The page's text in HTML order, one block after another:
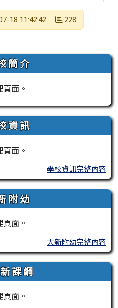
18 11:42:42 228
簡 介
面。
資 訊
面。
學校資訊完整內容
附 幼
面。
大新附幼完整內容
課 綱
面。